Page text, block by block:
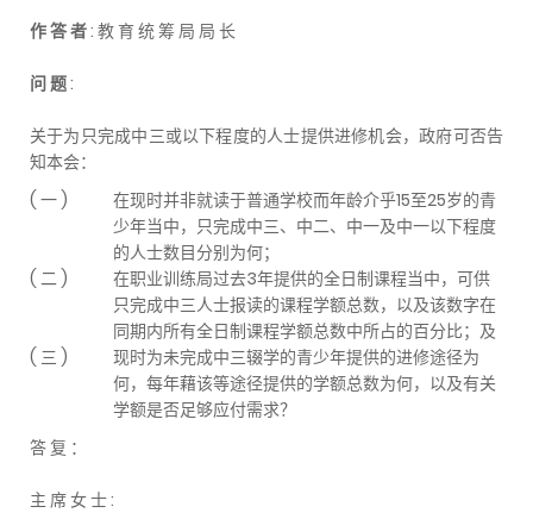
作 答 者: 教 育 统 筹 局 局 长
问 题:
关于为只完成中三或以下程度的人士提供进修机会，政府可否告
知本会：
( 一 )
在现时并非就读于普通学校而年龄介乎15至25岁的青
少年当中，只完成中三、中二、中一及中一以下程度
的人士数目分别为何；
( 二 )
在职业训练局过去3年提供的全日制课程当中，可供
只完成中三人士报读的课程学额总数，以及该数字在
同期内所有全日制课程学额总数中所占的百分比；及
( 三 )
现时为未完成中三辍学的青少年提供的进修途径为
何，每年藉该等途径提供的学额总数为何，以及有关
学额是否足够应付需求？
答 复 ：
主 席 女 士 :